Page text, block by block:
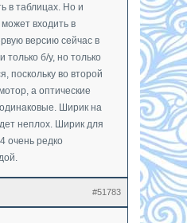
в таблицах. Но и
входить в
версию сейчас в
б/у, но только
поскольку во второй
а оптические
Ширик на
неплох. Ширик для
очень редко
#51783